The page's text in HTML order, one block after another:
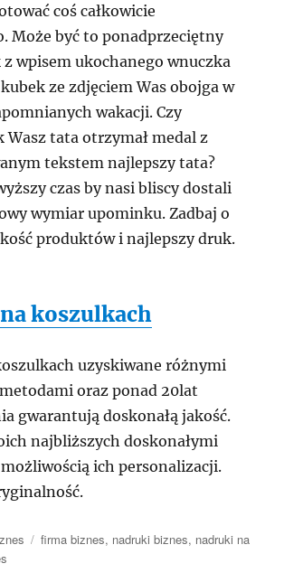
coś całkowicie
Może być to ponadprzeciętny
wpisem ukochanego wnuczka
ze zdjęciem Was obojga w
wakacji. Czy
tata otrzymał medal z
tekstem najlepszy tata?
czas by nasi bliscy dostali
wymiar upominku. Zadbaj o
produktów i najlepszy druk.
koszulkach
uzyskiwane różnymi
oraz ponad 20lat
gwarantują doskonałą jakość.
najbliższych doskonałymi
ich personalizacji.
Tagi
firma biznes, nadruki biznes, nadruki na